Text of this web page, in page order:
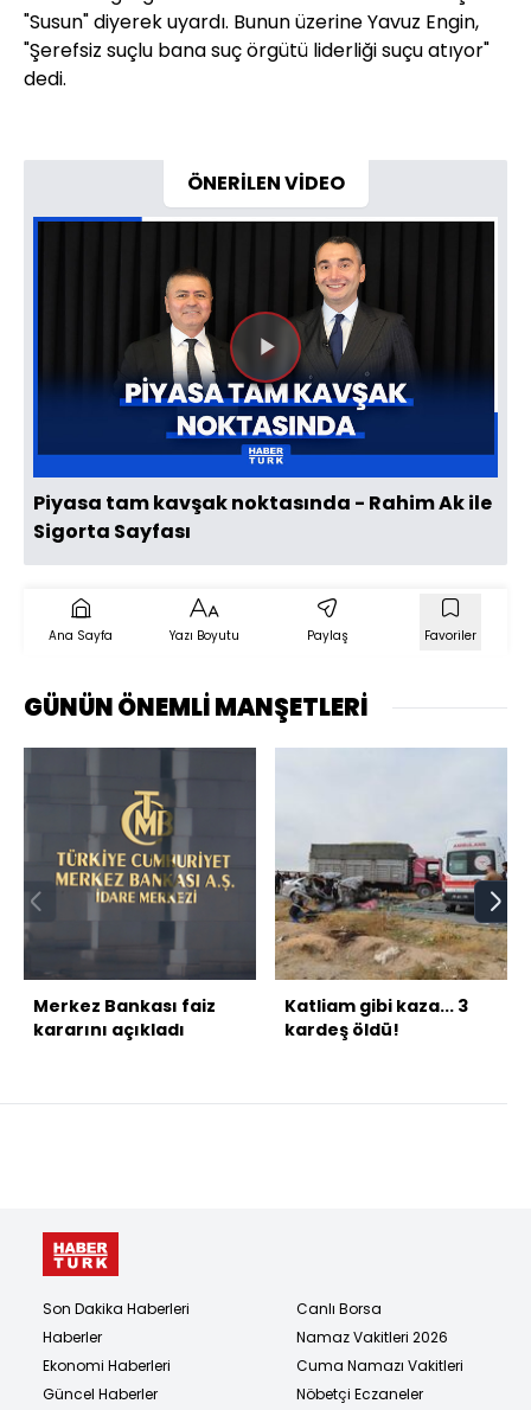
"Susun" diyerek uyardı. Bunun üzerine Yavuz Engin,
"Şerefsiz suçlu bana suç örgütü liderliği suçu atıyor"
dedi.
ÖNERİLEN VİDEO
Videoyu
Oynat
Piyasa tam kavşak noktasında - Rahim Ak ile
Sigorta Sayfası
Ana Sayfa Yazı Boyutu Paylaş Favoriler
GÜNÜN ÖNEMLİ MANŞETLERİ
Merkez Bankası faiz
kararını açıkladı
Katliam gibi kaza... 3
kardeş öldü!
Son Dakika Haberleri
Haberler
Ekonomi Haberleri
Güncel Haberler
Canlı Borsa
Namaz Vakitleri 2026
Cuma Namazı Vakitleri
Nöbetçi Eczaneler